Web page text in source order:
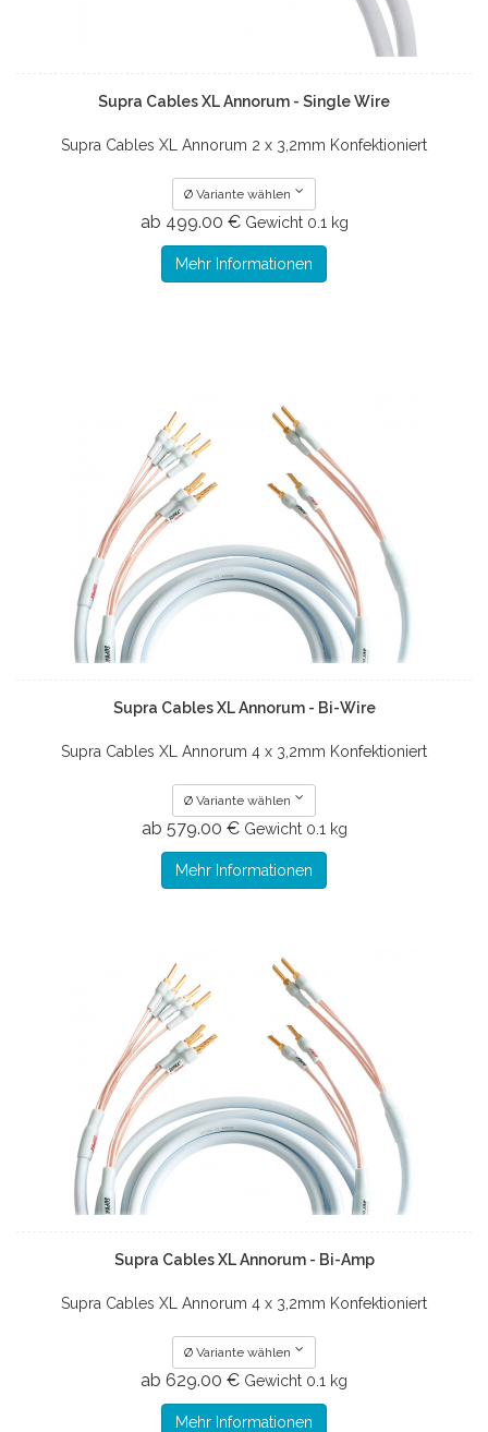
Supra Cables XL Annorum - Single Wire
Supra Cables XL Annorum 2 x 3,2mm Konfektioniert
Ø Variante wählen
ab 499.00 € Gewicht 0.1 kg
Mehr Informationen
Supra Cables XL Annorum - Bi-Wire
Supra Cables XL Annorum 4 x 3,2mm Konfektioniert
Ø Variante wählen
ab 579.00 € Gewicht 0.1 kg
Mehr Informationen
Supra Cables XL Annorum - Bi-Amp
Supra Cables XL Annorum 4 x 3,2mm Konfektioniert
Ø Variante wählen
ab 629.00 € Gewicht 0.1 kg
Mehr Informationen